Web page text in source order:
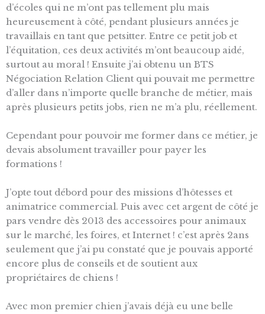
d’écoles qui ne m’ont pas tellement plu mais
heureusement à côté, pendant plusieurs années je
travaillais en tant que petsitter. Entre ce petit job et
l’équitation, ces deux activités m’ont beaucoup aidé,
surtout au moral ! Ensuite j’ai obtenu un BTS
Négociation Relation Client qui pouvait me permettre
d’aller dans n’importe quelle branche de métier, mais
après plusieurs petits jobs, rien ne m’a plu, réellement.
Cependant pour pouvoir me former dans ce métier, je
devais absolument travailler pour payer les
formations !
J’opte tout débord pour des missions d’hôtesses et
animatrice commercial. Puis avec cet argent de côté je
pars vendre dès 2013 des accessoires pour animaux
sur le marché, les foires, et Internet ! c’est après 2ans
seulement que j’ai pu constaté que je pouvais apporté
encore plus de conseils et de soutient aux
propriétaires de chiens !
Avec mon premier chien j’avais déjà eu une belle